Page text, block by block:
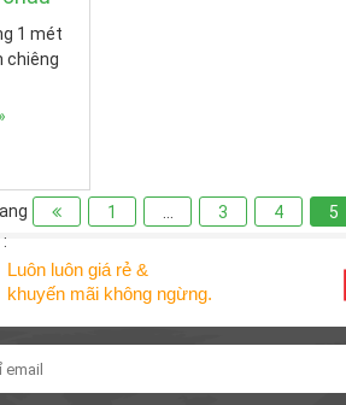
1 mét
chiêng
»
:
1 3 4 5
Luôn luôn giá rẻ &
khuyến mãi không ngừng.